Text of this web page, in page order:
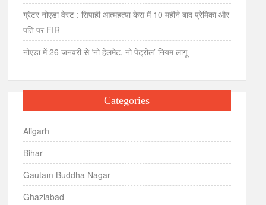
ग्रेटर नोएडा वेस्ट : सिपाही आत्महत्या केस में 10 महीने बाद प्रेमिका और
पति पर FIR
नोएडा में 26 जनवरी से ‘नो हेलमेट, नो पेट्रोल’ नियम लागू
Categories
Aligarh
Bihar
Gautam Buddha Nagar
Ghaziabad